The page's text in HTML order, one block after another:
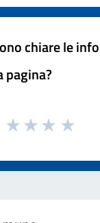
chiare le
pagina?